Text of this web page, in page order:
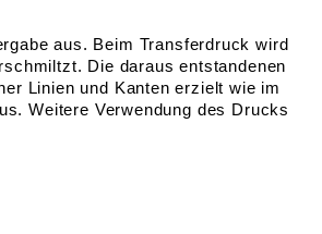
aus. Beim Transferdruck wird
Die daraus entstandenen
Linien und Kanten erzielt wie im
Weitere Verwendung des Drucks